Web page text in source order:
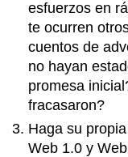
esfuerzos en
te ocurren
cuentos de
no hayan
promesa
fracasaron?
Haga su
Web 1.0 y